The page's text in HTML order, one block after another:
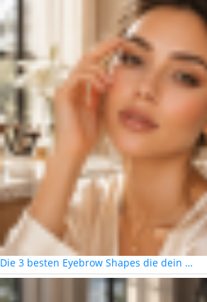
Die 3 besten Eyebrow Shapes die dein …